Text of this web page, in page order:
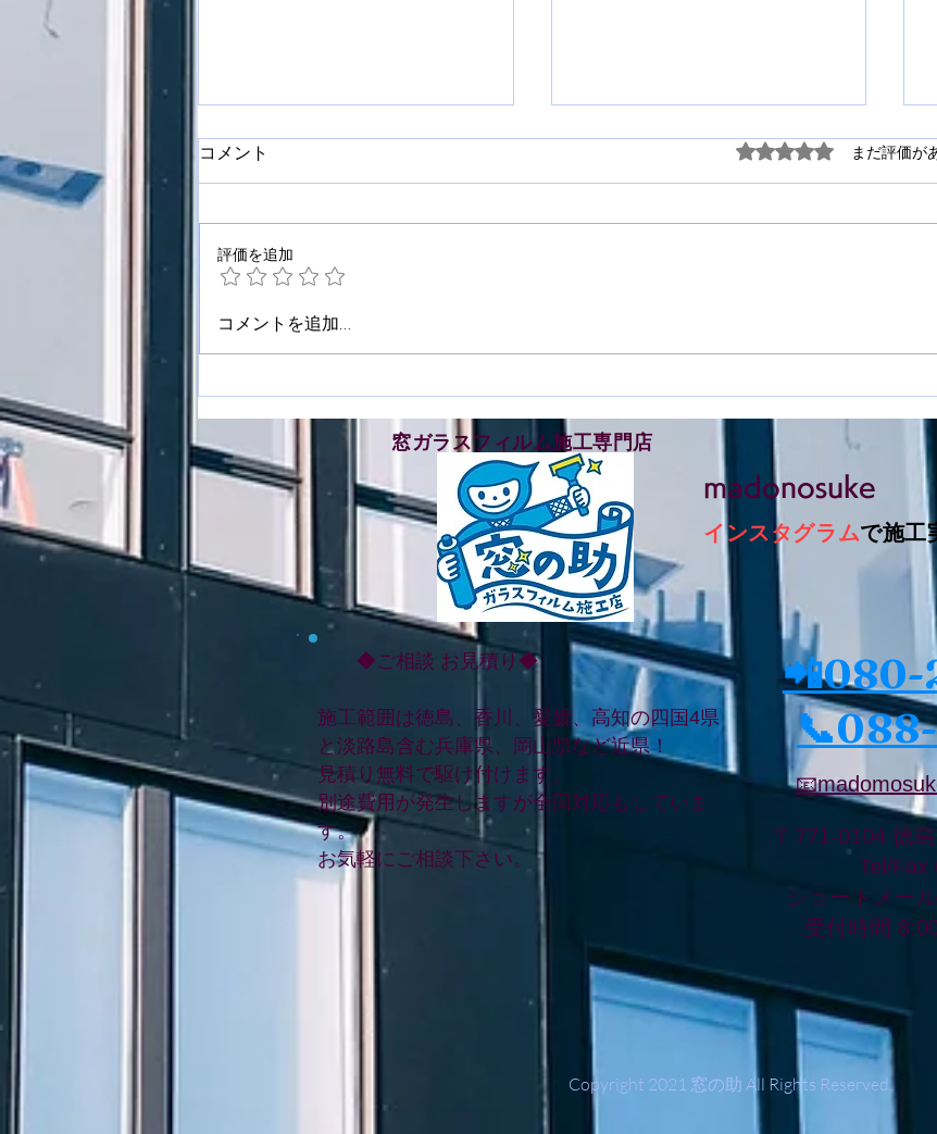
板野郡藍住町で窓ガラスフィ
コメント 5つ星のうち0と評価さ
まだ評価が
評価を追加
コメントを追加…
​窓ガラスフィルム施工専門店
madonosuke
インスタグラムで施工
◆ご相談 お見積り◆
施工範囲は徳島、香川、愛媛、高知の四国4県
と淡路島含む兵庫県、岡山県など近県！
見積り無料で駆け付けます。
別途費用が発生しますが全国対応もしていま
す。
お気軽にご相談下さい。
📲080-
〒771-0104 徳
Tel/Fax
ショートメー
受付時間
Copyright 2021 窓の助 All Rights Reserved.